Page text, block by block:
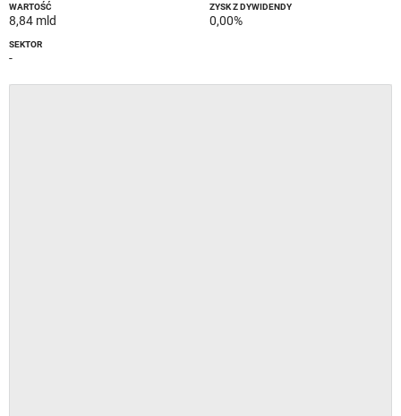
WARTOŚĆ
8,84 mld
ZYSK Z DYWIDENDY
0,00%
SEKTOR
-